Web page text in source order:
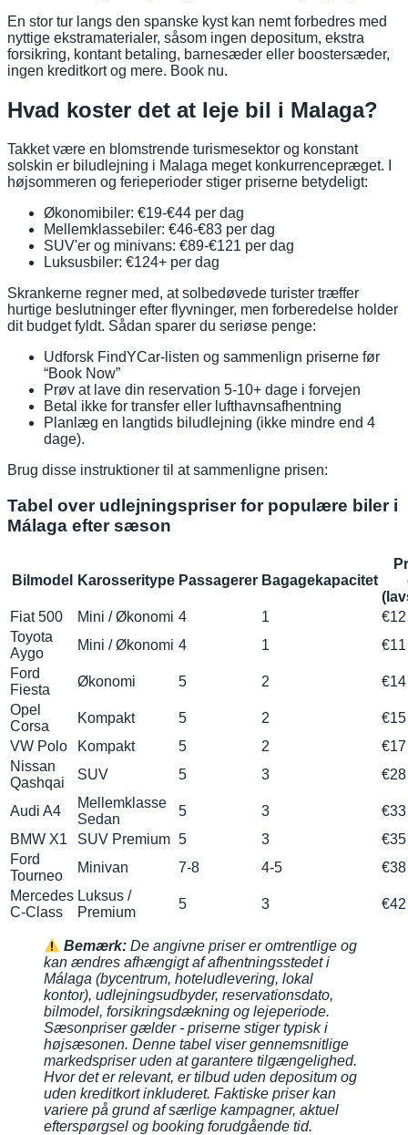
En stor tur langs den spanske kyst kan nemt forbedres med
nyttige ekstramaterialer, såsom ingen depositum, ekstra
forsikring, kontant betaling, barnesæder eller boostersæder,
ingen kreditkort og mere. Book nu.
Hvad koster det at leje bil i Malaga?
Takket være en blomstrende turismesektor og konstant
solskin er biludlejning i Malaga meget konkurrencepræget. I
højsommeren og ferieperioder stiger priserne betydeligt:
Økonomibiler: €19-€44 per dag
Mellemklassebiler: €46-€83 per dag
SUV'er og minivans: €89-€121 per dag
Luksusbiler: €124+ per dag
Skrankerne regner med, at solbedøvede turister træffer
hurtige beslutninger efter flyvninger, men forberedelse holder
dit budget fyldt. Sådan sparer du seriøse penge:
Udforsk FindYCar-listen og sammenlign priserne før
“Book Now”
Prøv at lave din reservation 5-10+ dage i forvejen
Betal ikke for transfer eller lufthavnsafhentning
Planlæg en langtids biludlejning (ikke mindre end 4
dage).
Brug disse instruktioner til at sammenligne prisen:
Tabel over udlejningspriser for populære biler i
Málaga efter sæson
Bilmodel Karosseritype Passagerer Bagagekapacitet
Fiat 500
Mini / Økonomi 4 1
€12
Toyota
Aygo
Mini / Økonomi 4 1
€11
Ford
Fiesta
Økonomi 5 2
€14
Opel
Corsa
Kompakt 5 2
€15
VW Polo
Kompakt 5 2
€17
Nissan
Qashqai
SUV 5 3 €28
Audi A4
Mellemklasse
Sedan
5 3
€33
BMW X1
SUV Premium 5 3
€35
Ford
Tourneo
Minivan 7-8 4-5
€38
Mercedes
C‑Class
Luksus /
Premium
5 3 €42
Bemærk: De angivne priser er omtrentlige og
kan ændres afhængigt af afhentningsstedet i
Málaga (bycentrum, hoteludlevering, lokal
kontor), udlejningsudbyder, reservationsdato,
bilmodel, forsikringsdækning og lejeperiode.
Sæsonpriser gælder - priserne stiger typisk i
højsæsonen. Denne tabel viser gennemsnitlige
markedspriser uden at garantere tilgængelighed.
Hvor det er relevant, er tilbud uden depositum og
uden kreditkort inkluderet. Faktiske priser kan
variere på grund af særlige kampagner, aktuel
efterspørgsel og booking forudgående tid.